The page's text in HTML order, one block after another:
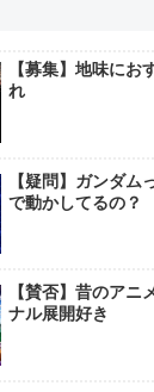
【募集】地味にお
れ
【疑問】ガンダ
で動かしてるの？
【賛否】昔のアニ
ナル展開好き